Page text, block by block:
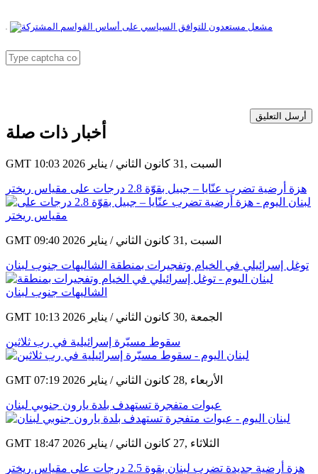
أرسل التعليق
أخبار ذات صلة
GMT 10:03 2026 السبت ,31 كانون الثاني / يناير
هزة أرضية تضرب عنّايا – جبيل بقوّة 2.8 درجات على مقياس ريختر
GMT 09:40 2026 السبت ,31 كانون الثاني / يناير
توغل إسرائيلي في الخيام وتفجيرات بمنطقة الشاليهات جنوب لبنان
GMT 10:13 2026 الجمعة ,30 كانون الثاني / يناير
سقوط مسيّرة إسرائيلية في رب ثلاثين
GMT 07:19 2026 الأربعاء ,28 كانون الثاني / يناير
عبوات متفجرة تستهدف بلدة يارون جنوبي لبنان
GMT 18:47 2026 الثلاثاء ,27 كانون الثاني / يناير
هزة أرضية جديدة تضرب لبنان بقوة 2.5 درجات على مقياس ريختر